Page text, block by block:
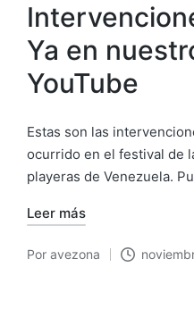
Ya en
YouTube
Estas son las
ocurrido en el festival de
playeras de Venezuela.
Leer más
Publicado
Por avezona